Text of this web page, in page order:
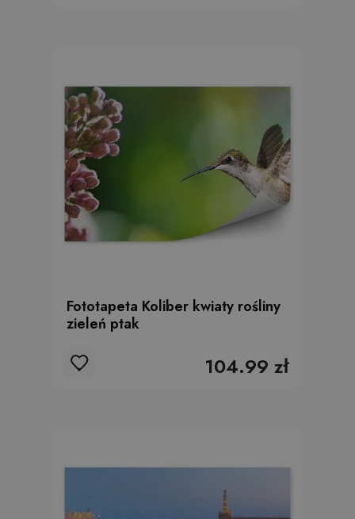
Fototapeta Koliber kwiaty rośliny
zieleń ptak
104.99 zł